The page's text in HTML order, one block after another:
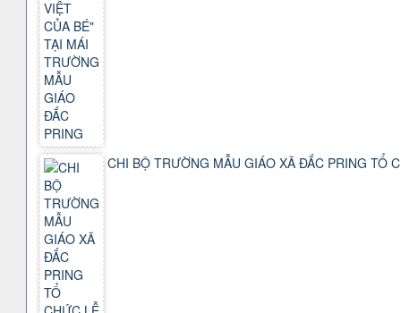
CHI BỘ TRƯỜNG MẪU GIÁO XÃ ĐẮC PRING TỔ